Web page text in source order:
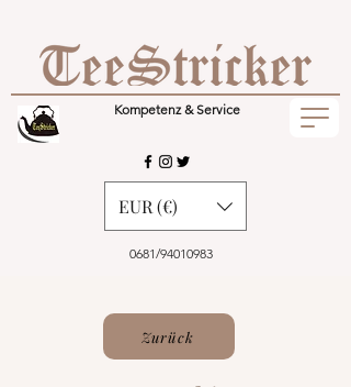
Kompetenz & Service
0681/94010983
EUR (€)
Zurück